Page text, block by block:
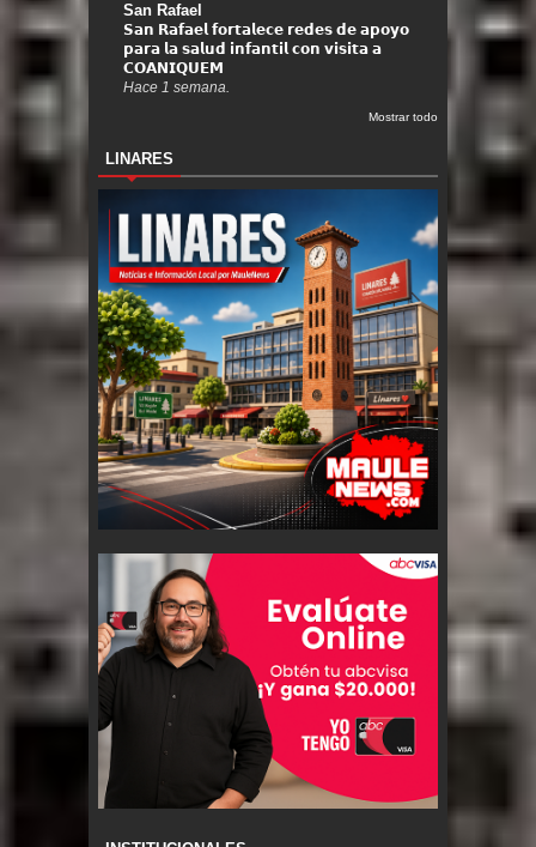
San Rafael
𝗦𝗮𝗻 𝗥𝗮𝗳𝗮𝗲𝗹 𝗳𝗼𝗿𝘁𝗮𝗹𝗲𝗰𝗲 𝗿𝗲𝗱𝗲𝘀 𝗱𝗲 𝗮𝗽𝗼𝘆𝗼
𝗽𝗮𝗿𝗮 𝗹𝗮 𝘀𝗮𝗹𝘂𝗱 𝗶𝗻𝗳𝗮𝗻𝘁𝗶𝗹 𝗰𝗼𝗻 𝘃𝗶𝘀𝗶𝘁𝗮 𝗮
𝗖𝗢𝗔𝗡𝗜𝗤𝗨𝗘𝗠
Hace 1 semana.
Mostrar todo
LINARES